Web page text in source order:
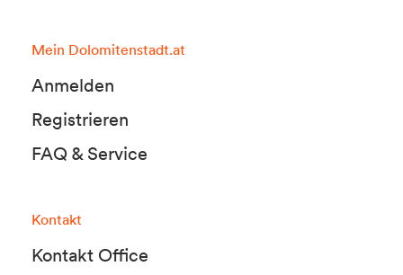
Mein Dolomitenstadt.at
Anmelden
Registrieren
FAQ & Service
Kontakt
Kontakt Office